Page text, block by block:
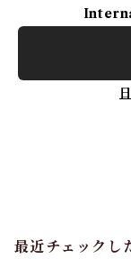
最近チェックし